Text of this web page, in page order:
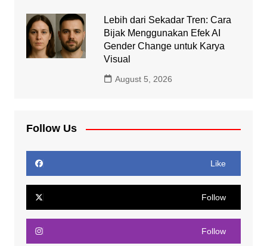
Lebih dari Sekadar Tren: Cara
Bijak Menggunakan Efek AI
Gender Change untuk Karya
Visual
August 5, 2026
Follow Us
Like
Follow
Follow